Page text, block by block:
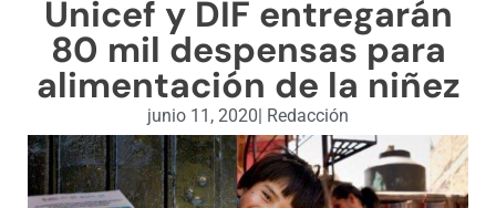
VIDEOS
Unicef y DIF entregarán
80 mil despensas para
alimentación de la niñez
junio 11, 2020| Redacción